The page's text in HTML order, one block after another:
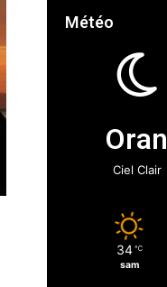
Météo
Oran
Ciel Clair
34 ℃
sam